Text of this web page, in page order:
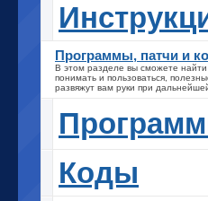
Программы, патчи и
В этом разделе вы сможете
понимать и пользоваться,
развяжут вам руки при
Коды